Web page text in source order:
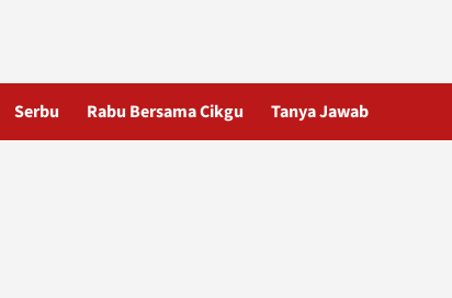
Serbu Rabu Bersama Cikgu Tanya Jawab